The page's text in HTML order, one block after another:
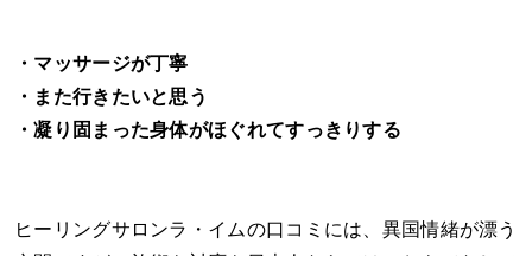
・マッサージが丁寧
・また行きたいと思う
・凝り固まった身体がほぐれてすっきりする
ヒーリングサロンラ・イムの口コミには、異国情緒が漂う